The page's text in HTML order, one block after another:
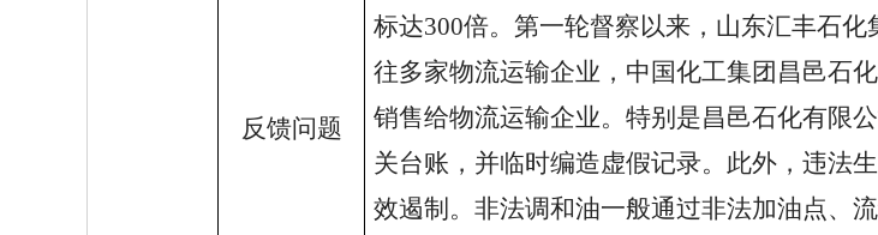
反馈问题
标达300倍。第一轮督察以来，山东汇丰石
往多家物流运输企业，中国化工集团昌邑石
销售给物流运输企业。特别是昌邑石化有限
关台账，并临时编造虚假记录。此外，违法
效遏制。非法调和油一般通过非法加油点、